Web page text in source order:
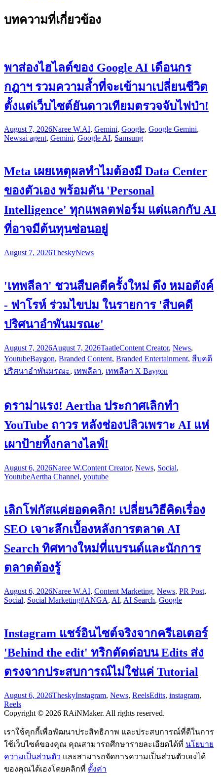
บทความที่เกี่ยวข้อง
พาส่องไฮไลต์ของ Google AI เดือนกร
กฎาฯ รวมความล้ำที่จะเข้ามาเปลี่ยนชีวิต
ตั้งแต่เว็บไซต์ยันดาวเทียมตรวจจับไฟป่า!
August 7, 2026Naree W.AI, Gemini, Google, Google Gemini,
Newsai agent, Gemini, Google AI, Samsung
Meta เผยเหตุผลทำไมต้องมี Data Center
ของตัวเอง พร้อมดัน 'Personal
Intelligence' ทุกแพลตฟอร์ม แต่แลกกับ AI
ที่อาจมีต้นทุนซ่อนอยู่
August 7, 2026TheskyNews
'เทพลีลา' ชวนสืบคดีครั้งใหม่ ดึง หมอตังค์
- ฟาโรห์ ร่วมไขปม ในรายการ 'สืบคดี
ปริศนาอำพันมรณะ'
August 7, 2026August 7, 2026TaatleContent Creator, News,
YoutubeBaygon, Branded Content, Branded Entertainment, สืบคดี
ปริศนาอำพันมรณะ, เทพลีลา, เทพลีลา X Baygon
ดราม่าแรง! Aertha ประกาศเลิกทำ
YouTube ถาวร หลังช่องปลิวเพราะ AI แห่
เผาป้ายทิ้งกลางไลฟ์!
August 6, 2026Naree W.Content Creator, News, Social,
YoutubeAertha Channel, youtube
เลิกโฟกัสแค่ยอดคลิก! เปลี่ยนวิธีคิดเรื่อง
SEO เจาะลึกเบื้องหลังการตลาด AI
Search ทิศทางใหม่ที่แบรนด์และนักการ
ตลาดต้องรู้
August 6, 2026Naree W.AI, Content Marketing, News, PR Post,
Social, Social Marketing#ANGA, AI, AI Search, Google
Instagram แชร์อินไซต์จริงจากครีเอเตอร์
'Behind the edit' ทริกตัดต่อบน Edits ส่ง
ตรงจากประสบการณ์ไม่ใช่แค่ Tutorial
August 6, 2026TheskyInstagram, News, ReelsEdits, instagram,
Reels
Copyright © 2026 RAiNMaker. All rights reserved.
เราใช้คุกกี้เพื่อพัฒนาประสิทธิภาพ และประสบการณ์ที่ดีในการ
ใช้เว็บไซต์ของคุณ คุณสามารถศึกษารายละเอียดได้ที่ นโยบาย
ความเป็นส่วนตัว และสามารถจัดการความเป็นส่วนตัวเองได้
ของคุณได้เองโดยคลิกที่ ตั้งค่า